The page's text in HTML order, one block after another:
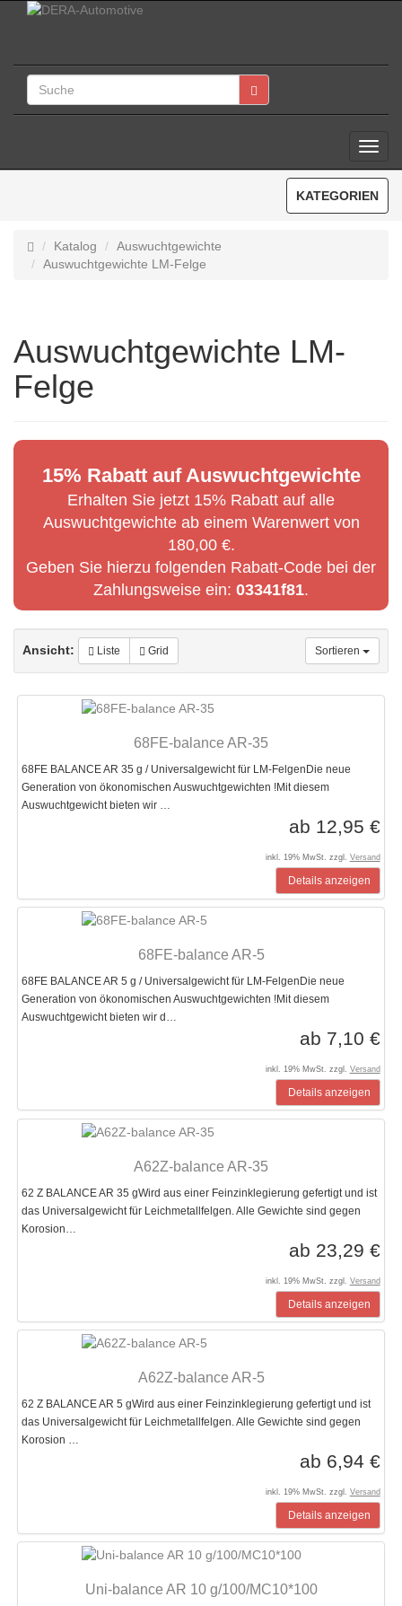
KATEGORIEN
Katalog
Auswuchtgewichte
Auswuchtgewichte LM-Felge
Auswuchtgewichte LM-
Felge
15% Rabatt auf Auswuchtgewichte
Erhalten Sie jetzt 15% Rabatt auf alle
Auswuchtgewichte ab einem Warenwert von
180,00 €.
Geben Sie hierzu folgenden Rabatt-Code bei der
Zahlungsweise ein: 03341f81.
Ansicht: Liste Grid Sortieren
68FE-balance AR-35
68FE BALANCE AR 35 g / Universalgewicht für LM-FelgenDie neue
Generation von ökonomischen Auswuchtgewichten !Mit diesem
Auswuchtgewicht bieten wir …
ab 12,95 €
inkl. 19% MwSt. zzgl. Versand
Details anzeigen
68FE-balance AR-5
68FE BALANCE AR 5 g / Universalgewicht für LM-FelgenDie neue
Generation von ökonomischen Auswuchtgewichten !Mit diesem
Auswuchtgewicht bieten wir d…
ab 7,10 €
inkl. 19% MwSt. zzgl. Versand
Details anzeigen
A62Z-balance AR-35
62 Z BALANCE AR 35 gWird aus einer Feinzinklegierung gefertigt und ist
das Universalgewicht für Leichmetallfelgen. Alle Gewichte sind gegen
Korosion…
ab 23,29 €
inkl. 19% MwSt. zzgl. Versand
Details anzeigen
A62Z-balance AR-5
62 Z BALANCE AR 5 gWird aus einer Feinzinklegierung gefertigt und ist
das Universalgewicht für Leichmetallfelgen. Alle Gewichte sind gegen
Korosion …
ab 6,94 €
inkl. 19% MwSt. zzgl. Versand
Details anzeigen
Uni-balance AR 10 g/100/MC10*100